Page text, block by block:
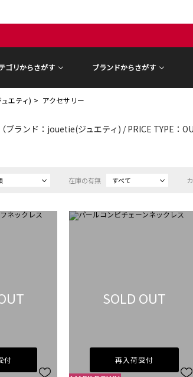
ゴリからさがす ブランドからさがす
エティ) アクセサリー
（ブランド：jouetie(ジュエティ) / PRICE TYPE：
在庫の有無 すべて
付
SOLD OUT
再入荷受付